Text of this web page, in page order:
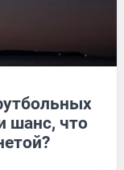
шанс, что